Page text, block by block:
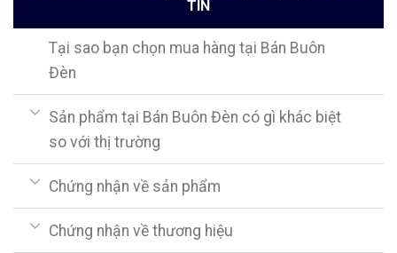
TÍN
Tại sao bạn chọn mua hàng tại Bán Buôn
Đèn
Sản phẩm tại Bán Buôn Đèn có gì khác biệt
so với thị trường
Chứng nhận về sản phẩm
Chứng nhận về thương hiệu